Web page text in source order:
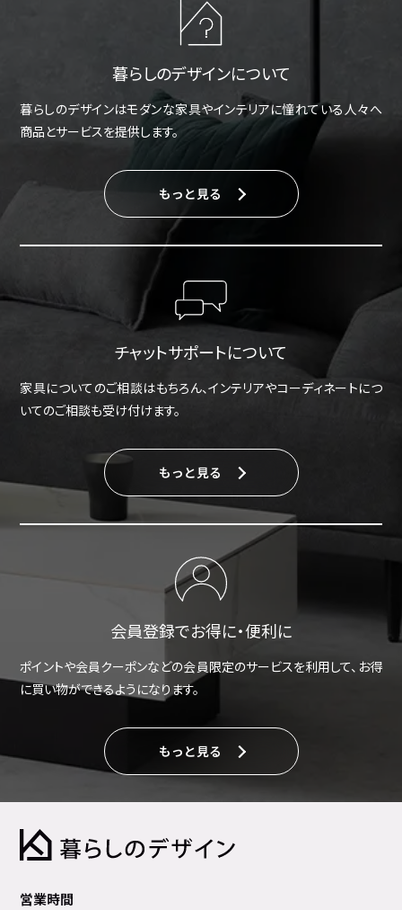
暮らしのデザインについて
暮らしのデザインはモダンな家具やインテリアに憧れている人々へ
商品とサービスを提供します。
もっと見る
チャットサポートについて
家具についてのご相談はもちろん、インテリアやコーディネートにつ
いてのご相談も受け付けます。
もっと見る
会員登録でお得に・便利に
ポイントや会員クーポンなどの会員限定のサービスを利用して、お得
に買い物ができるようになります。
もっと見る
営業時間